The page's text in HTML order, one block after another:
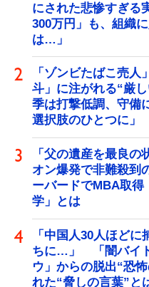
にされた悲惨すぎ
300万円」も、組織
は…」
「ゾンビたばこ売
斗」に注がれる“厳
季は打撃低調、守備
選択肢のひとつに」
「父の遺産を最良
オン爆発で非難殺到
ーバードでMBA取
学」とは
「中国人30人ほど
ちに…」 「闇バイ
ウ」からの脱出“恐
れた“脅しの言葉”と